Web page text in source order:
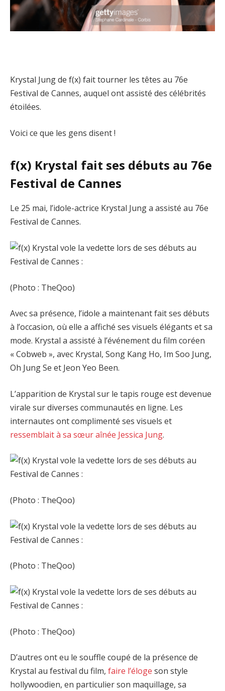
Krystal Jung de f(x) fait tourner les têtes au 76e
Festival de Cannes, auquel ont assisté des célébrités
étoilées.
Voici ce que les gens disent !
f(x) Krystal fait ses débuts au 76e
Festival de Cannes
Le 25 mai, l’idole-actrice Krystal Jung a assisté au 76e
Festival de Cannes.
(Photo : TheQoo)
Avec sa présence, l’idole a maintenant fait ses débuts
à l’occasion, où elle a affiché ses visuels élégants et sa
mode. Krystal a assisté à l’événement du film coréen
« Cobweb », avec Krystal, Song Kang Ho, Im Soo Jung,
Oh Jung Se et Jeon Yeo Been.
L’apparition de Krystal sur le tapis rouge est devenue
virale sur diverses communautés en ligne. Les
internautes ont complimenté ses visuels et
ressemblait à sa sœur aînée Jessica Jung.
(Photo : TheQoo)
(Photo : TheQoo)
(Photo : TheQoo)
D’autres ont eu le souffle coupé de la présence de
Krystal au festival du film, faire l’éloge son style
hollywoodien, en particulier son maquillage, sa